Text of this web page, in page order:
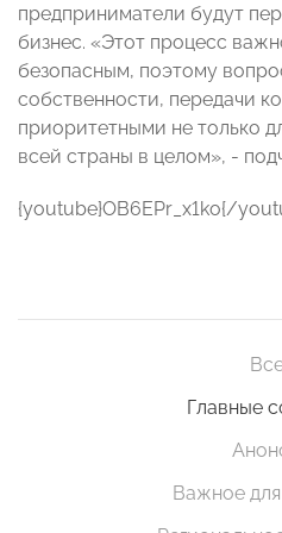
предприниматели будут
бизнес. «Этот процесс
безопасным, поэтому
собственности, передачи
приоритетными не только
всей страны в целом», -
{youtube}OB6EPr_x1ko{/
Главные
Важное